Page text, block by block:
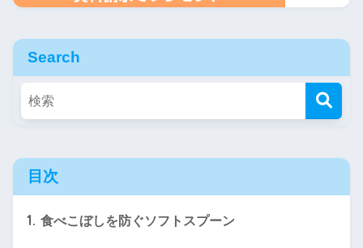
Search
目次
1. 食べこぼしを防ぐソフトスプーン